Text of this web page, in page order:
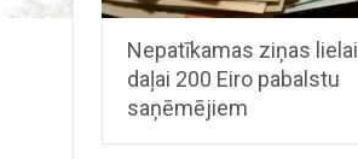
Nepatīkamas ziņas lielai
daļai 200 Eiro pabalstu
saņēmējiem